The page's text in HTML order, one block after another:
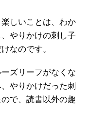
しいことは、わか
やりかけの刺し子
なのです。
ズリーフがなくな
やりかけだった刺
で、読書以外の趣